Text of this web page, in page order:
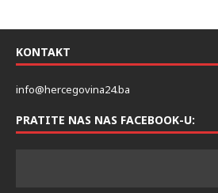
KONTAKT
info@hercegovina24.ba
PRATITE NAS NAS FACEBOOK-U: